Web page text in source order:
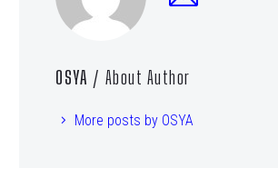
OSYA / About Author
More posts by OSYA